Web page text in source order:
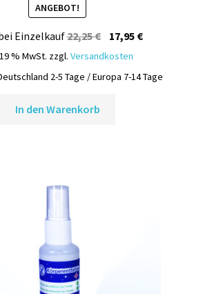
ANGEBOT!
Einzelkauf22,25€ Ursprünglicher
Preis
22,25 €
17,95 €Aktueller
17,95 €.
% MwSt. zzgl. Versandkosten
2-5 Tage / Europa 7-14 Tage
In den Warenkorb